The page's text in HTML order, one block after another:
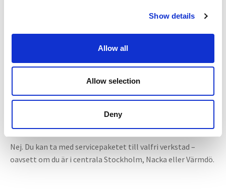
Show details
Allow all
Allow selection
Deny
Vanliga frågor om
släpvagnsservice i Stockholm
Behöver jag välja verkstad i Stockholm i
Nej. Du kan ta med servicepaketet till valfri verkstad –
oavsett om du är i centrala Stockholm, Nacka eller Värmdö.